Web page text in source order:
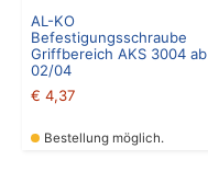
AL-KO
Befestigungsschraube
Griffbereich AKS 3004 ab
02/04
€ 4,37
Bestellung möglich.